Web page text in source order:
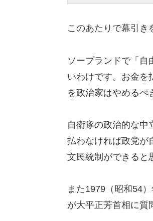
このあたりで幕引き
ソープランドで「自
いわけです。お金を
を政治家はやめるべ
自衛隊の政治的な中
払わなければ政党が
文民統制ができると
また1979（昭和54
が大平正芳首相に質